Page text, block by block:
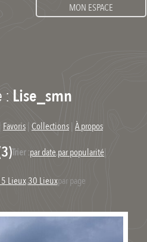
MON ESPACE
: Lise_smn
Favoris| Collections| À propos
Trier :par date,par popularité|
Lieux,30 Lieuxpar page